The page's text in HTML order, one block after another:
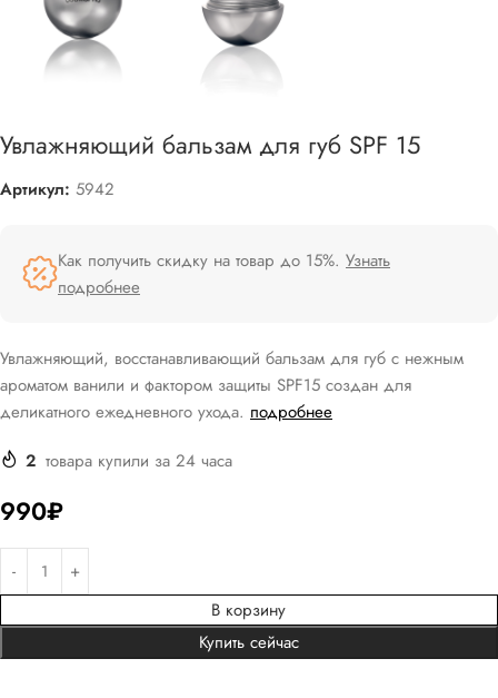
Увлажняющий бальзам для губ SPF 15
Артикул: 5942
Как получить скидку на товар до 15%. Узнать
подробнее
Увлажняющий, восстанавливающий бальзам для губ с нежным
ароматом ванили и фактором защиты SPF15 создан для
деликатного ежедневного ухода. подробнее
2 товара купили за 24 часа
990₽
В корзину
Купить сейчас